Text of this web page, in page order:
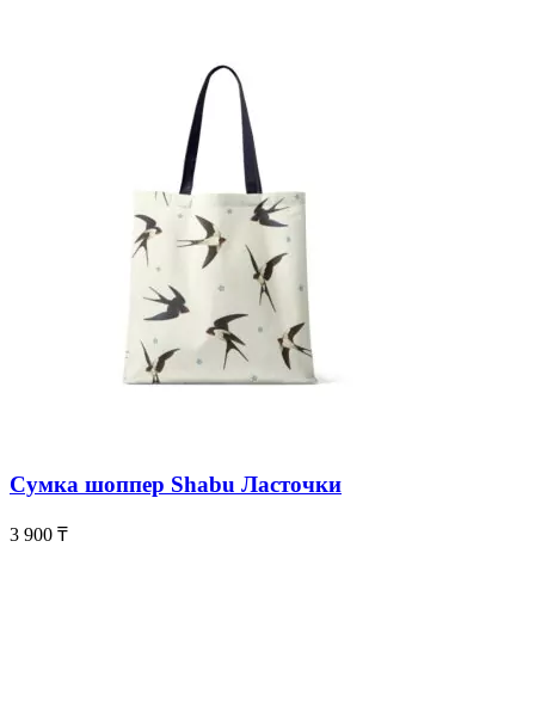
Сумка шоппер Shabu Ласточки
3 900 ₸